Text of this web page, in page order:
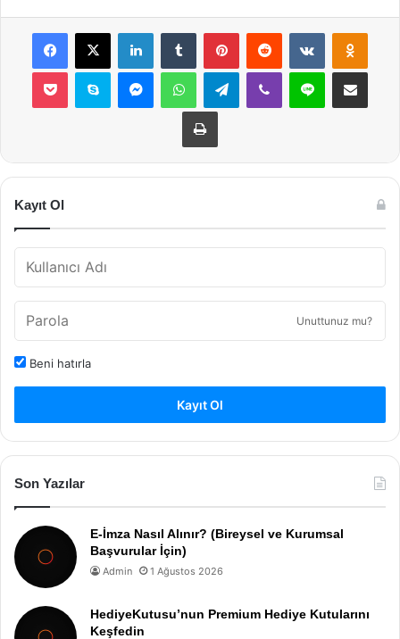
Facebook
X LinkedInTumblr PinterestReddit VKontakte
Pocket Skype MessengerWhatsAppTelegramViber Line E-Posta ile
Yazdır
Kayıt Ol
Unuttunuz mu?
Beni hatırla
Kayıt Ol
Son Yazılar
E-İmza Nasıl Alınır? (Bireysel ve Kurumsal
Başvurular İçin)
Admin 1 Ağustos 2026
HediyeKutusu’nun Premium Hediye Kutularını
Keşfedin